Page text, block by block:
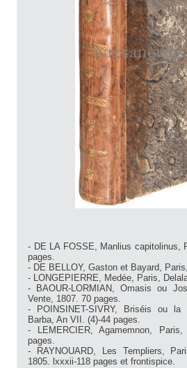
- DE LA FOSSE, Manlius capitolinus,
pages.
- DE BELLOY, Gaston et Bayard,
- LONGEPIERRE, Medée, Paris,
- BAOUR-LORMIAN, Omasis ou
Vente, 1807. 70 pages.
- POINSINET-SIVRY, Briséis ou la
Barba, An VII. (4)-44 pages.
- LEMERCIER, Agamemnon,
pages.
- RAYNOUARD, Les Templiers,
1805. lxxxii-118 pages et frontispice.